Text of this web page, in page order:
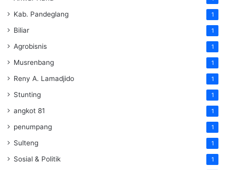
Kab. Pandeglang 1
Biliar 1
Agrobisnis 1
Musrenbang 1
Reny A. Lamadjido 1
Stunting 1
angkot 81 1
penumpang 1
Sulteng 1
Sosial & Politik 1